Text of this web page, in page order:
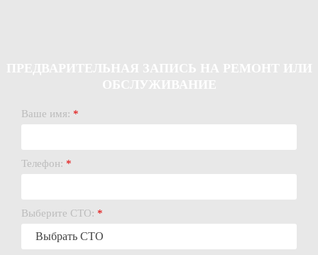
Ваше имя: *
Телефон: *
Выберите СТО: *